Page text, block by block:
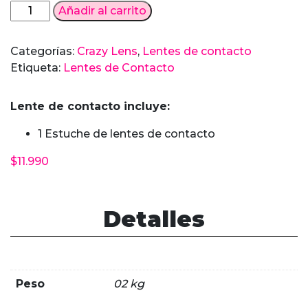
$11.990
Lente de contacto incluye:
1 Estuche de lentes de contacto
Lentes
de
Magic
Naranja
Añadir al carrito
Categorías: Crazy Lens, Lentes de contacto
Etiqueta: Lentes de Contacto
Detalles
Peso 02 kg